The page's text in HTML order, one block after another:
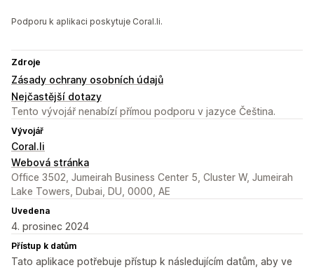
Podporu k aplikaci poskytuje Coral.li.
Zdroje
Zásady ochrany osobních údajů
Nejčastější dotazy
Tento vývojář nenabízí přímou podporu v jazyce Čeština.
Vývojář
Coral.li
Webová stránka
Office 3502, Jumeirah Business Center 5, Cluster W, Jumeirah
Lake Towers, Dubai, DU, 0000, AE
Uvedena
4. prosinec 2024
Přístup k datům
Tato aplikace potřebuje přístup k následujícím datům, aby ve